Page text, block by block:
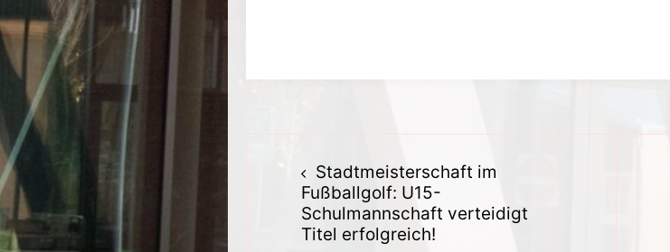
Beitragsnavigation
Stadtmeisterschaft im
Fußballgolf: U15-
Schulmannschaft verteidigt
Titel erfolgreich!